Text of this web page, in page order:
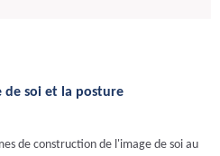
de soi et la posture
de construction de l'image de soi au